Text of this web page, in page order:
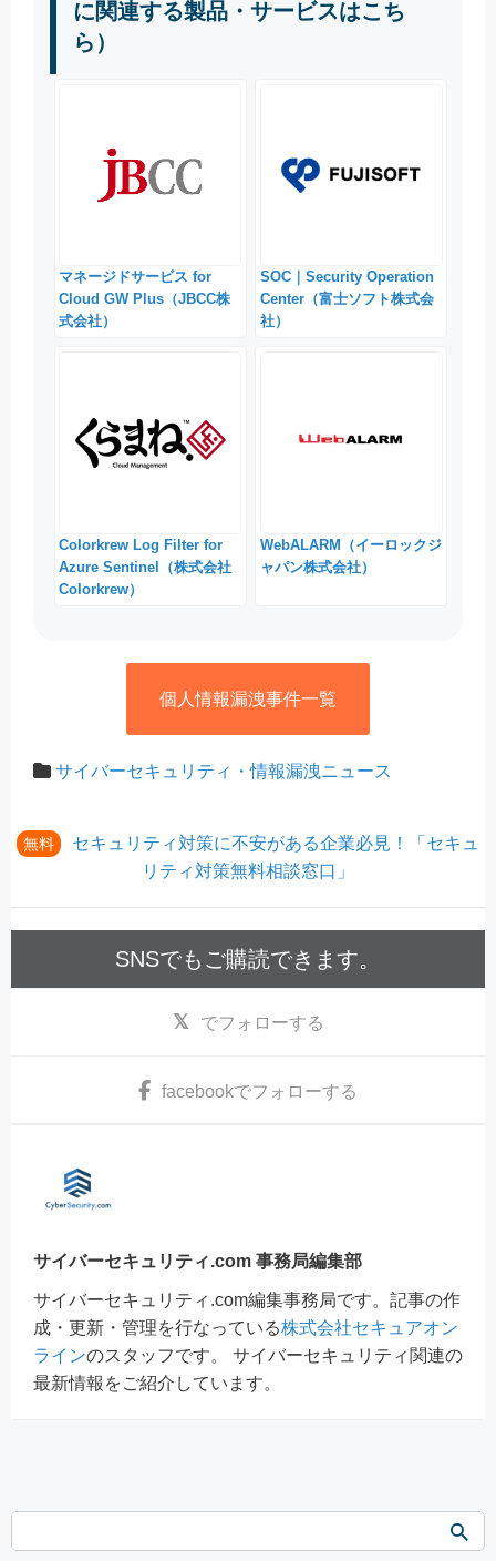
に関連する製品・サービスはこち
ら）
マネージドサービス for
Cloud GW Plus（JBCC株
式会社）
SOC｜Security Operation
Center（富士ソフト株式会
社）
Colorkrew Log Filter for
Azure Sentinel（株式会社
Colorkrew）
WebALARM（イーロックジ
ャパン株式会社）
個人情報漏洩事件一覧
サイバーセキュリティ・情報漏洩ニュース
無料
セキュリティ対策に不安がある企業必見！「セキュ
リティ対策無料相談窓口」
SNSでもご購読できます。
でフォローする
facebookでフォローする
サイバーセキュリティ.com 事務局編集部
サイバーセキュリティ.com編集事務局です。記事の作
成・更新・管理を行なっている株式会社セキュアオン
ラインのスタッフです。 サイバーセキュリティ関連の
最新情報をご紹介しています。